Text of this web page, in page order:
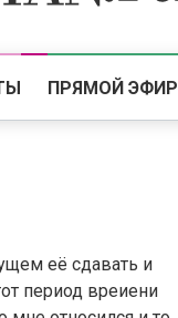
ПРЯМОЙ ЭФИР
её сдавать и
период вреиени